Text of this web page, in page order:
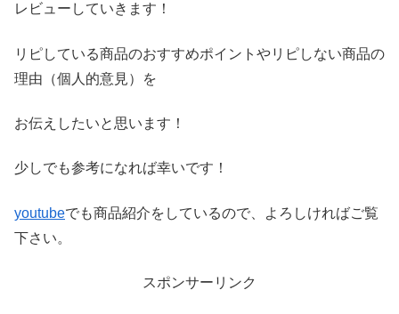
レビ ューしていきます！
リピしている商品のおすすめポイントやリピしない商品の
理由（個人的意見）を
お伝えしたいと思います！
少しでも参考になれば幸いです！
youtubeでも商品紹介をしているので、よろしければご覧
下さい。
スポンサーリンク